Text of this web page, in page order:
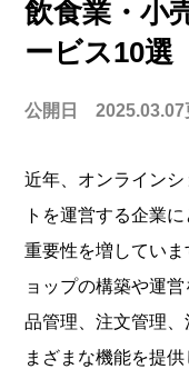
飲食業・小
ービス10選
公開日 2025.03.07
近年、オンライン
トを運営する企業
重要性を増してい
ョップの構築や運
品管理、注文管理
まざまな機能を提供